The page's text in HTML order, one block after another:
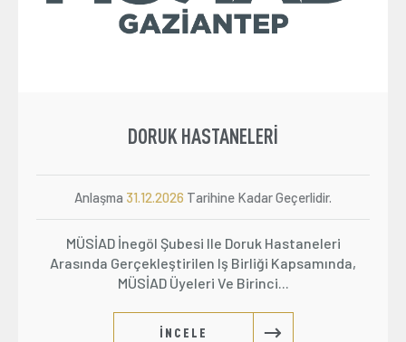
DORUK HASTANELERI
Anlaşma 31.12.2026 Tarihine Kadar Geçerlidir.
MÜSİAD İnegöl Şubesi Ile Doruk Hastaneleri
Arasında Gerçekleştirilen Iş Birliği Kapsamında,
MÜSİAD Üyeleri Ve Birinci...
İNCELE